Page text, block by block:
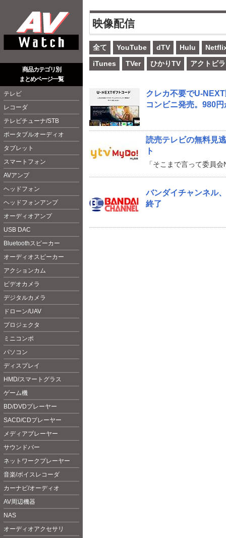
映像配信
全て YouTube dTV Hulu
iTunes
TVer ひかりTV アクトビラ
クレカ不要でU-
コンビニ発売。980円
読売テレビの無料見
ト
「そこまで言って委員
バンダイチャンネル
終了
商品カテゴリ別
まとめページ一覧
テレビ
レコーダ
テレビチューナ/STB
ポータブルオーディオ
タブレット
スマートフォン
AVアンプ
ヘッドフォン
ヘッドフォンアンプ
オーディオアンプ
USB DAC
Bluetoothスピーカー
オーディオスピーカー
アクションカム
ビデオカメラ
デジタルカメラ
ドローン/UAV
プロジェクタ
ミニコンポ
パソコン
ディスプレイ
HMD/スマートグラス
ゲーム機
BD/DVDプレーヤー
SACD/CDプレーヤー
メディアプレーヤー
サウンドバー
ネットワークプレーヤー
音楽/ボイスレコーダ
カーナビ/オーディオ
AV周辺機器
NAS
オーディオアクセサリ